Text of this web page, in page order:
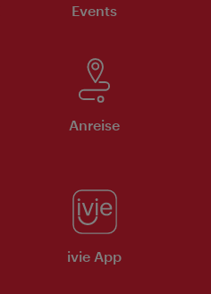
Events
Anreise
ivie App